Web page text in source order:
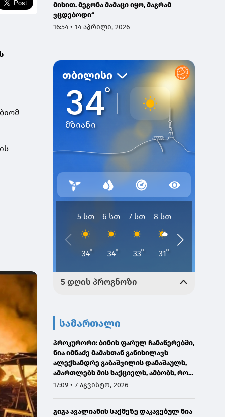
მისით. მეგონა მამაცი იყო, მაგრამ
ვცდებოდი“
16:54 • 14 აპრილი, 2026
სამართალი
პროკურორი: ბინის ფარულ ჩანაწერებში,
ნია იმნაძე მამასთან განიხილავს
ალექსანდრე გაბაშვილის დანაშაულს,
ამართლებს მის საქციელს, ამბობს, რომ
სხვანაირად ვერ მოიქცეოდა
17:09 • 7 აგვისტო, 2026
გიგა ავალიანის საქმეზე დაკავებულ ნია